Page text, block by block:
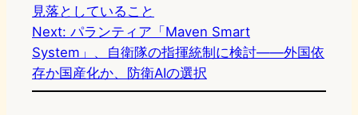
見落としていること
Next: パランティア「Maven Smart
System」、自衛隊の指揮統制に検討——外国依
存か国産化か、防衛AIの選択